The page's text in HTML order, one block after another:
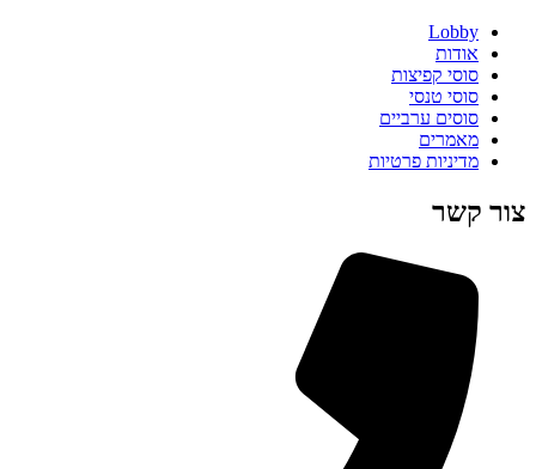
Lobby
אודות
סוסי קפיצות
סוסי טנסי
סוסים ערביים
מאמרים
מדיניות פרטיות
צור קשר